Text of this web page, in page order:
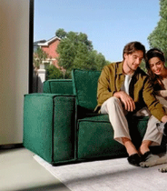
Подпишись на наш